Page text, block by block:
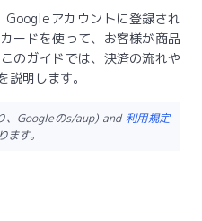
アカウントに登録され
ードを使って、お客様が商品
のガイドでは、決済の流れや
説明します。
、Googleのs/aup) and 利用規定
ます。